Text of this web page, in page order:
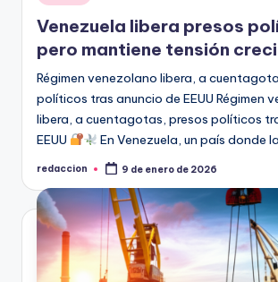
en
Venezuela libera presos
pero mantiene tensión
Régimen venezolano libera, a
políticos tras anuncio de EEUU Régimen
libera, a cuentagotas, presos políticos
EEUU
En Venezuela, un país donde
Publicado
redaccion 9 de enero de 2026